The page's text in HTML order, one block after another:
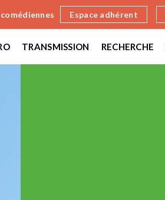
Espace adhérent
TRANSMISSION RECHERCHE